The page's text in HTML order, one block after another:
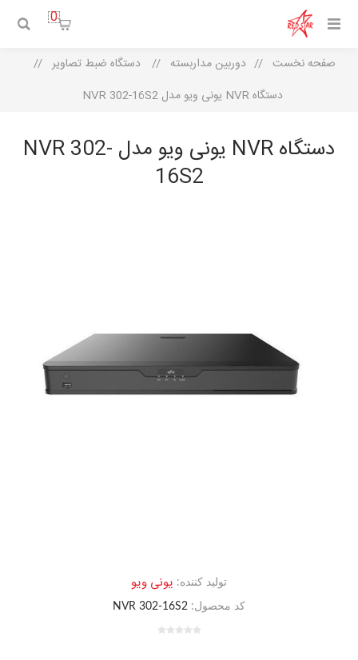
0
صفحه نخست / دوربین مداربسته / دستگاه ضبط تصاویر
/
دستگاه NVR یونی ویو مدل NVR 302-16S2
دستگاه NVR یونی ویو مدل NVR 302-
16S2
تولید کننده: یونی ویو
کد محصول: NVR 302-16S2